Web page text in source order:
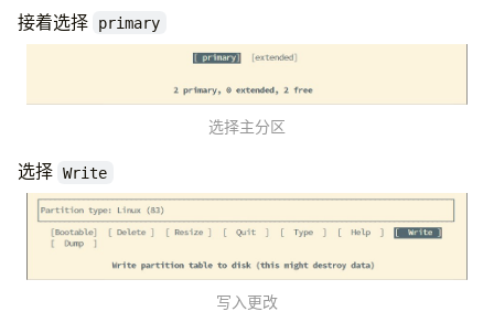
接着选择
primary
选择主分区
选择 Write
写入更改